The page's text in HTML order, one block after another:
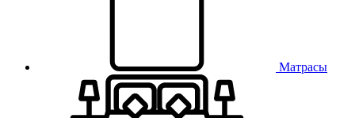
Матрасы